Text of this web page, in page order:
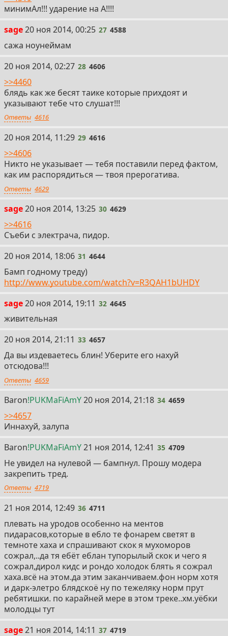
минимАл!!! ударение на А!!!!
sage 27
20 ноя 2014, 00:25 27 4588
сажа ноунеймам
28
20 ноя 2014, 02:27 28 4606
>>4460
блядь как же бесят таике которые прихдоят и
указывают тебе что слушат!!!
Ответы 4616
29
20 ноя 2014, 11:29 29 4616
>>4606
Никто не указывает — тебя поставили перед фактом,
как им распорядиться — твоя прерогатива.
Ответы 4629
sage 30
20 ноя 2014, 13:25 30 4629
>>4616
Съеби с электрача, пидор.
31
20 ноя 2014, 18:06 31 4644
Бамп годному треду)
http://www.youtube.com/watch?v=R3QAH1bUHDY
sage 32
20 ноя 2014, 19:11 32 4645
живительная
33
20 ноя 2014, 21:11 33 4657
Да вы издеваетесь блин! Уберите его нахуй
отсюдова!!!
Ответы 4659
Baron!PUKMaFiAmY 34
20 ноя 2014, 21:18 34 4659
>>4657
Иннахуй, залупа
Baron!PUKMaFiAmY 35
21 ноя 2014, 12:41 35 4709
Не увидел на нулевой — бампнул. Прошу модера
закрепить тред.
Ответы 4719
36
21 ноя 2014, 12:49 36 4711
плевать на уродов особенно на ментов
пидарасов,которые в ебло те фонарем светят в
темноте хаха и спрашивают скок я мухоморов
сожрал,..да тя ебёт еблан тупорылый скок и чего я
сожрал,дирол кидс и рондо холодок блять я сожрал
хаха.всё на этом.да этим заканчиваем.фон норм хотя
и дарк-элетро блядскоё ну по тежеляку норм прут
ребятишки. по карайней мере в этом треке..хм.уёбки
молодцы тут
sage 37
21 ноя 2014, 14:11 37 4719